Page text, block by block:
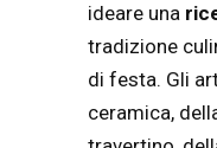
ideare una
tradizione
di festa. Gli
ceramica,